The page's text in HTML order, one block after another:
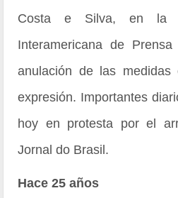
Costa e Silva, en la
Interamericana de
anulación de las
expresión. Importantes
hoy en protesta por el
Jornal do Brasil.
Hace 25 años